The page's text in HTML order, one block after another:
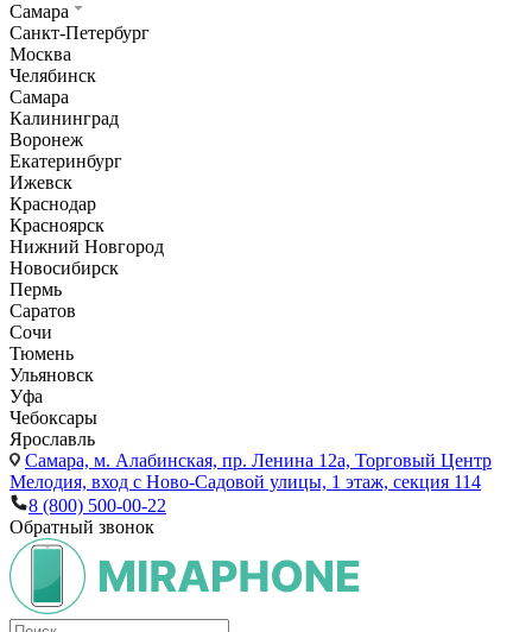
Самара
Санкт-Петербург
Москва
Челябинск
Самара
Калининград
Воронеж
Екатеринбург
Ижевск
Краснодар
Красноярск
Нижний Новгород
Новосибирск
Пермь
Саратов
Сочи
Тюмень
Ульяновск
Уфа
Чебоксары
Ярославль
Самара, м. Алабинская, пр. Ленина 12а, Торговый Центр
Мелодия, вход с Ново-Садовой улицы, 1 этаж, секция 114
8 (800) 500-00-22
Обратный звонок